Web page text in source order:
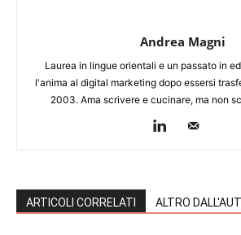
Andrea Magni
Laurea in lingue orientali e un passato in
l'anima al digital marketing dopo essersi
2003. Ama scrivere e cucinare, ma non
ARTICOLI CORRELATI ALTRO